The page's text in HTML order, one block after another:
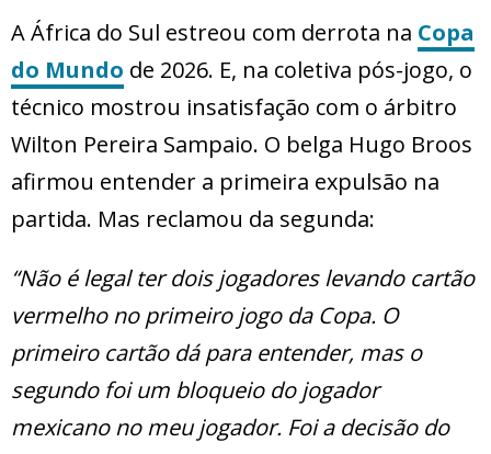
A África do Sul estreou com derrota na Copa
do Mundo de 2026. E, na coletiva pós-jogo, o
técnico mostrou insatisfação com o árbitro
Wilton Pereira Sampaio. O belga Hugo Broos
afirmou entender a primeira expulsão na
partida. Mas reclamou da segunda:
“Não é legal ter dois jogadores levando cartão
vermelho no primeiro jogo da Copa. O
primeiro cartão dá para entender, mas o
segundo foi um bloqueio do jogador
mexicano no meu jogador. Foi a decisão do